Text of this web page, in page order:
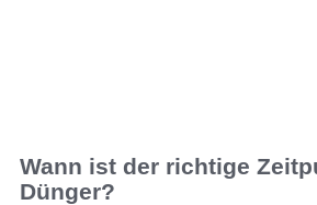
Wann ist der richtige
Dünger?